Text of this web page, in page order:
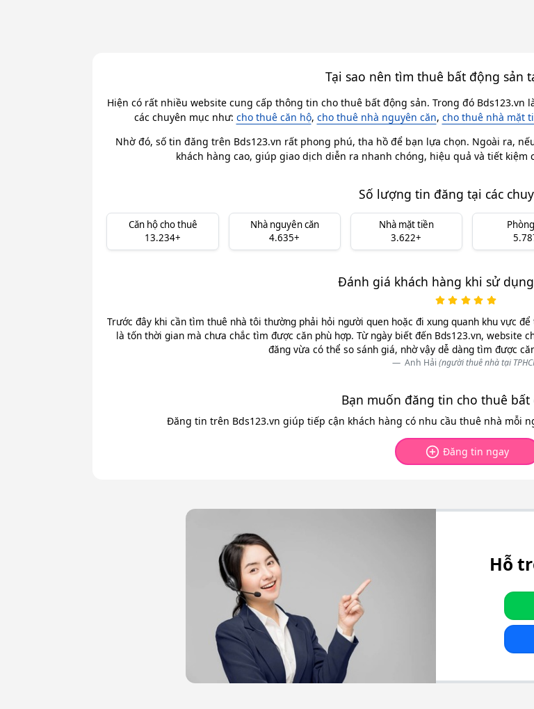
Tại sao nên tìm thuê bất động sản
Hiện có rất nhiều website cung cấp thông tin cho thuê bất động sản. Trong đó
các chuyên mục như: cho thuê căn hộ, cho thuê nhà nguyên căn, cho thuê nhà mặt
Nhờ đó, số tin đăng trên Bds123.vn rất phong phú, tha hồ để bạn lựa chọn. Ngoài ra,
khách hàng cao, giúp giao dịch diễn ra nhanh chóng, hiệu quả và tiết
Số lượng tin đăng tại các
Căn hộ cho thuê
13.234+
Nhà nguyên căn
4.635+
Nhà mặt tiền
3.622+
Đánh giá khách hàng khi sử
Trước đây khi cần tìm thuê nhà tôi thường phải hỏi người quen hoặc đi xung quanh khu vực
là tốn thời gian mà chưa chắc tìm được căn phù hợp. Từ ngày biết đến Bds123.vn, website
đăng vừa có thể so sánh giá, nhờ vậy dễ dàng tìm được
Anh Hải (người thuê nhà tại
Bạn muốn đăng tin cho thuê bất
Đăng tin trên Bds123.vn giúp tiếp cận khách hàng có nhu cầu thuê nhà mỗi
Đăng tin ngay
Hỗ